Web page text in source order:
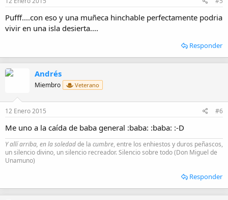
Pufff....con eso y una muñeca hinchable perfectamente podria
vivir en una isla desierta....
Responder
Andrés
Miembro Veterano
12 Enero 2015 #6
Me uno a la caída de baba general :baba: :baba: :-D
Y allí arriba, en la soledadde la cumbre, entre los enhiestos y duros peñascos,
un silencio divino, un silencio recreador. Silencio sobre todo (Don Miguel de
Unamuno)
Responder